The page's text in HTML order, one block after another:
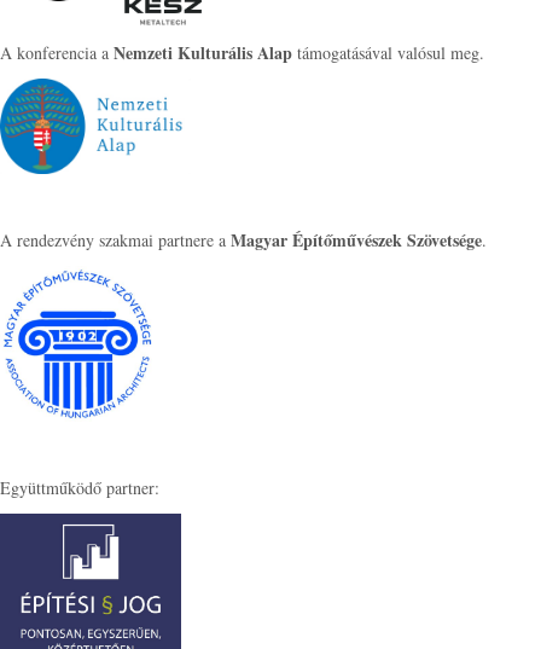
A konferencia a Nemzeti Kulturális Alap támogatásával valósul meg.
A rendezvény szakmai partnere a Magyar Építőművészek Szövetsége.
Együttműködő partner: